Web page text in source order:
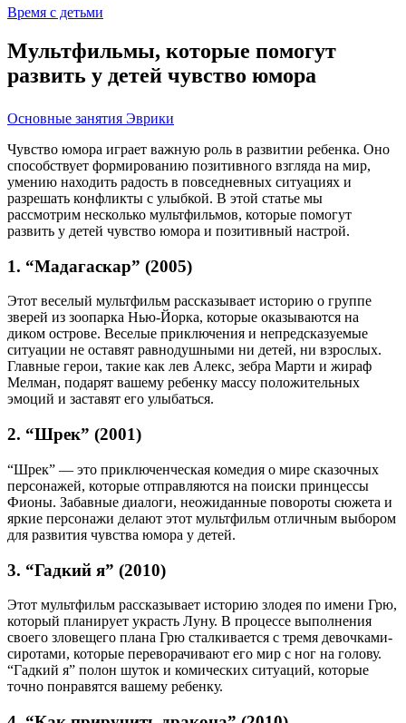
Время с детьми
Мультфильмы, которые помогут
развить у детей чувство юмора
Основные занятия Эврики
Чувство юмора играет важную роль в развитии ребенка. Оно
способствует формированию позитивного взгляда на мир,
умению находить радость в повседневных ситуациях и
разрешать конфликты с улыбкой. В этой статье мы
рассмотрим несколько мультфильмов, которые помогут
развить у детей чувство юмора и позитивный настрой.
1. “Мадагаскар” (2005)
Этот веселый мультфильм рассказывает историю о группе
зверей из зоопарка Нью-Йорка, которые оказываются на
диком острове. Веселые приключения и непредсказуемые
ситуации не оставят равнодушными ни детей, ни взрослых.
Главные герои, такие как лев Алекс, зебра Марти и жираф
Мелман, подарят вашему ребенку массу положительных
эмоций и заставят его улыбаться.
2. “Шрек” (2001)
“Шрек” — это приключенческая комедия о мире сказочных
персонажей, которые отправляются на поиски принцессы
Фионы. Забавные диалоги, неожиданные повороты сюжета и
яркие персонажи делают этот мультфильм отличным выбором
для развития чувства юмора у детей.
3. “Гадкий я” (2010)
Этот мультфильм рассказывает историю злодея по имени Грю,
который планирует украсть Луну. В процессе выполнения
своего зловещего плана Грю сталкивается с тремя девочками-
сиротами, которые переворачивают его мир с ног на голову.
“Гадкий я” полон шуток и комических ситуаций, которые
точно понравятся вашему ребенку.